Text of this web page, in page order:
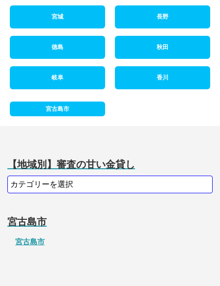
宮城 長野
徳島 秋田
岐阜 香川
宮古島市
【地域別】審査の甘い金貸し
宮古島市
宮古島市